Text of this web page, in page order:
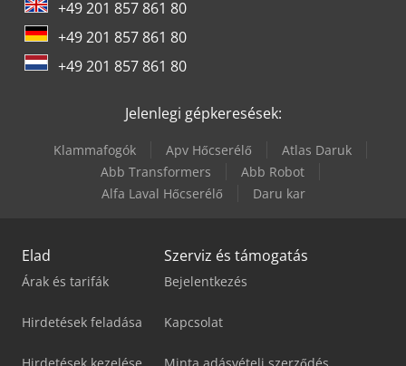
+49 201 857 861 80
+49 201 857 861 80
+49 201 857 861 80
Jelenlegi gépkeresések:
Klammafogók Apv Hőcserélő
Atlas Daruk
Abb Transformers
Abb Robot
Alfa Laval Hőcserélő
Daru kar
Elad
Árak és tarifák
Hirdetések feladása
Szerviz és támogatás
Bejelentkezés
Kapcsolat